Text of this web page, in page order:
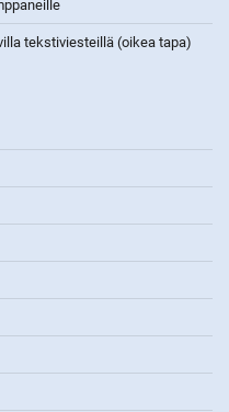
tekstiviesteillä (oikea tapa)